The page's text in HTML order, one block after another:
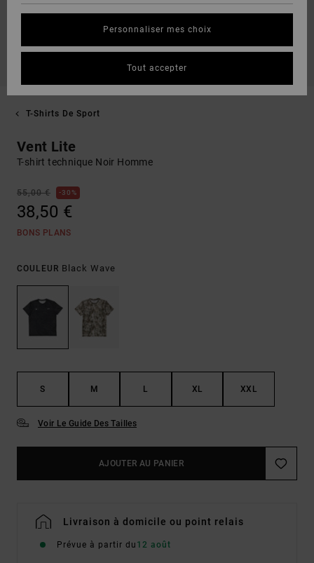
T-Shirts De Sport
Vent Lite
T-shirt technique Noir Homme
55,00 € 30%
38,50 €
BONS PLANS
COULEUR Black Wave
S M L XL XXL
Voir Le Guide Des Tailles
AJOUTER AU PANIER
Livraison à domicile ou point relais
Prévue à partir du 12 août
Personnaliser mes choix
Tout accepter